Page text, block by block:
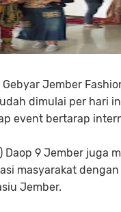
Jember
dimulai per hari
event bertarap
Daop 9 Jember juga
masyarakat
Jember.